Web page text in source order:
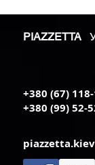
PIAZZETTA
+380 (67)
+380 (99) 52-